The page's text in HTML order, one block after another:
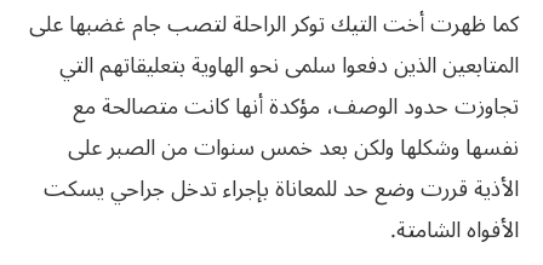
كما ظهرت أخت التيك توكر الراحلة لتصب جام غضبها على
المتابعين الذين دفعوا سلمى نحو الهاوية بتعليقاتهم التي
تجاوزت حدود الوصف، مؤكدة أنها كانت متصالحة مع
نفسها وشكلها ولكن بعد خمس سنوات من الصبر على
الأذية قررت وضع حد للمعاناة بإجراء تدخل جراحي يسكت
الأفواه الشامتة.